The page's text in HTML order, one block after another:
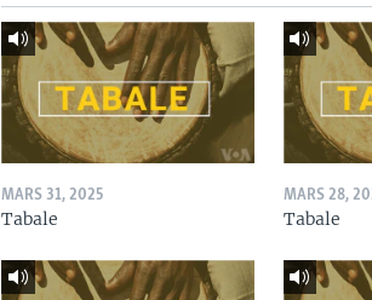
MARS 31, 2025
Tabale
MARS 28,
Tabale